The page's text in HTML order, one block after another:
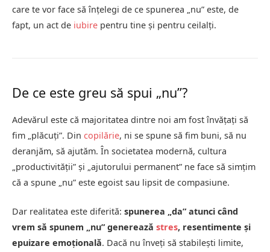
care te vor face să înțelegi de ce spunerea „nu” este, de
fapt, un act de iubire pentru tine și pentru ceilalți.
De ce este greu să spui „nu”?
Adevărul este că majoritatea dintre noi am fost învățați să
fim „plăcuți”. Din copilărie, ni se spune să fim buni, să nu
deranjăm, să ajutăm. În societatea modernă, cultura
„productivității” și „ajutorului permanent” ne face să simțim
că a spune „nu” este egoist sau lipsit de compasiune.
Dar realitatea este diferită: spunerea „da” atunci când
vrem să spunem „nu” generează stres, resentimente și
epuizare emoțională. Dacă nu înveți să stabilești limite,